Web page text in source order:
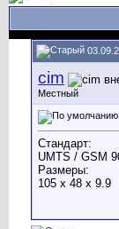
cim
Местный
Стандарт:
UMTS / GSM
Размеры:
105 x 48 x 9.9